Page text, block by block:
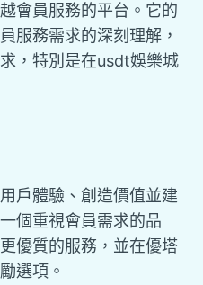
會員服務的平台。它的
服務需求的深刻理解，
，特別是在usdt娛樂城
戶體驗、創造價值並建
個重視會員需求的品
優質的服務，並在優塔
選項。